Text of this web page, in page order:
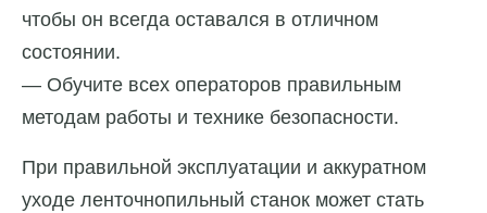
чтобы он всегда оставался в отличном
состоянии.
— Обучите всех операторов правильным
методам работы и технике безопасности.
При правильной эксплуатации и аккуратном
уходе ленточнопильный станок может стать